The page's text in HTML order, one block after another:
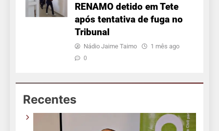
RENAMO detido em Tete
após tentativa de fuga no
Tribunal
Nádio Jaime Taimo 1 mês ago
0
Recentes